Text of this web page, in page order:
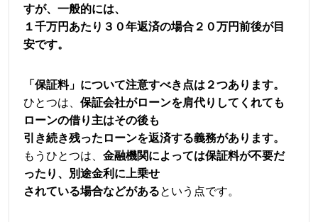
すが、一般的には、
１千万円あたり３０年返済の場合２０万円前後が目
安です。
「保証料」について注意すべき点は２つあります。
ひとつは、 保証会社がローンを肩代りしてくれても
ローンの借り主はその後も
引き続き残ったローンを返済する義務があります。
もうひとつは、 金融機関によっては保証料が不要だ
ったり、別途金利に上乗せ
されている場合などがあるという点です。